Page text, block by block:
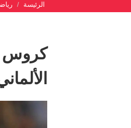
الرئيسة
كروس